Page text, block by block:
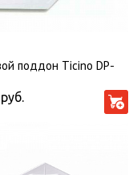
поддон Ticino DP-
руб.